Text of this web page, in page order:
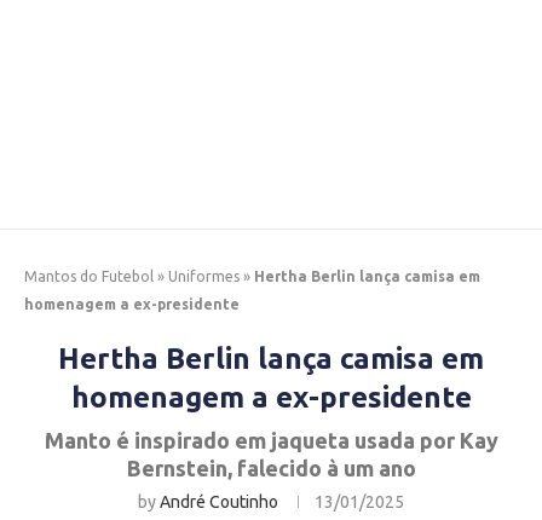
Mantos do Futebol » Uniformes » Hertha Berlin lança camisa em
homenagem a ex-presidente
Hertha Berlin lança camisa em
homenagem a ex-presidente
Manto é inspirado em jaqueta usada por Kay
Bernstein, falecido à um ano
byAndré Coutinho 13/01/2025